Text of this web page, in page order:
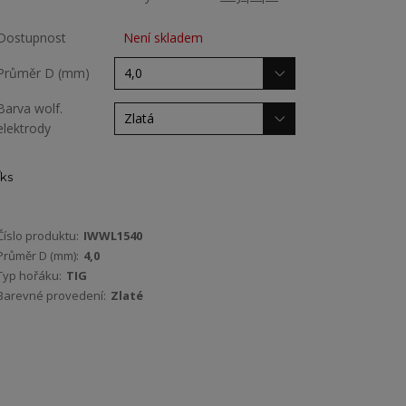
Není skladem
D (mm)
wolf.
ks
produktu: IWWL1540
D (mm): 4,0
hořáku: TIG
provedení: Zlaté